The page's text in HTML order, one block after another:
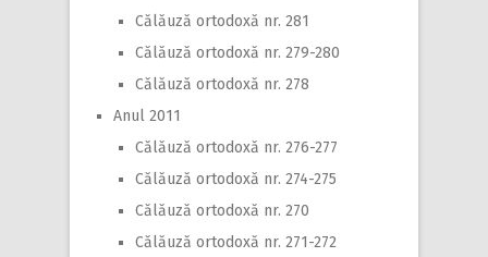
Călăuză ortodoxă nr. 281
Călăuză ortodoxă nr. 279-280
Călăuză ortodoxă nr. 278
Anul 2011
Călăuză ortodoxă nr. 276-277
Călăuză ortodoxă nr. 274-275
Călăuză ortodoxă nr. 270
Călăuză ortodoxă nr. 271-272